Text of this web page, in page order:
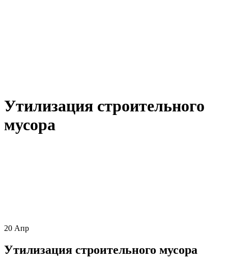
Утилизация строительного
мусора
20 Апр
Утилизация строительного мусора